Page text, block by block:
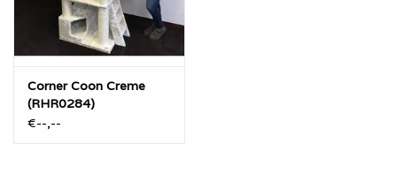
Corner Coon Creme
(RHR0284)
€--,--